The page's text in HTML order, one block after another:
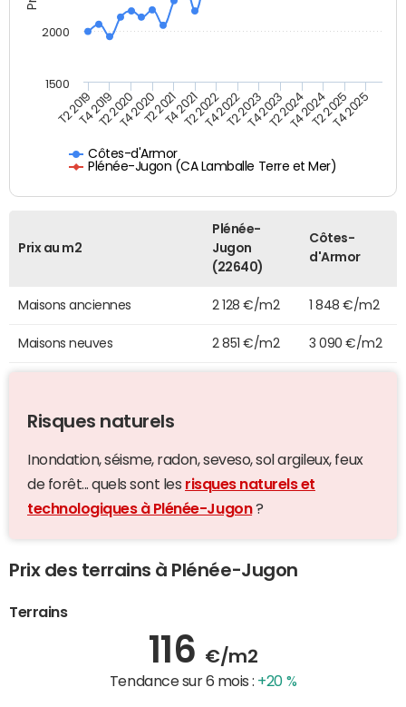
Côtes-d'Armor
Plénée-Jugon (CA Lamballe Terre et Mer)
T2 2019T4 2019T2 2020T4 2020T2 2021T4 2021T2 2022T4 2022T2 2023T4 2023T2 2024T4 2024T2 2025T4 2025
1500
2000
Prix au m2
Plénée-
Jugon
(22640)
Côtes-
d'Armor
Maisons anciennes 2 128 €/m2 1 848 €/m2
Maisons neuves 2 851 €/m2 3 090 €/m2
Risques naturels
Inondation, séisme, radon, seveso, sol argileux, feux
de forêt... quels sont les risques naturels et
technologiques à Plénée-Jugon?
Prix des terrains à Plénée-Jugon
Terrains
116 €/m2
Tendance sur 6 mois : +20 %